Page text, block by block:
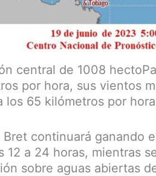
central de 1008
por hora, sus vientos
los 65 kilómetros por
continuará ganando
12 a 24 horas, mientras
sobre aguas abiertas